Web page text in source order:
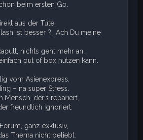
beim ersten Go.
aus der Tüte,
ist besser ? „Ach Du meine
nichts geht mehr an,
out of box nutzen kann.
vom Asienexpress,
– na super Stress.
Mensch, der’s repariert,
freundlich ignoriert.
ganz exklusiv,
Thema nicht beliebt.